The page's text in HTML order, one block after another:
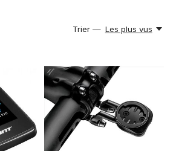
Trier — Les plus vus